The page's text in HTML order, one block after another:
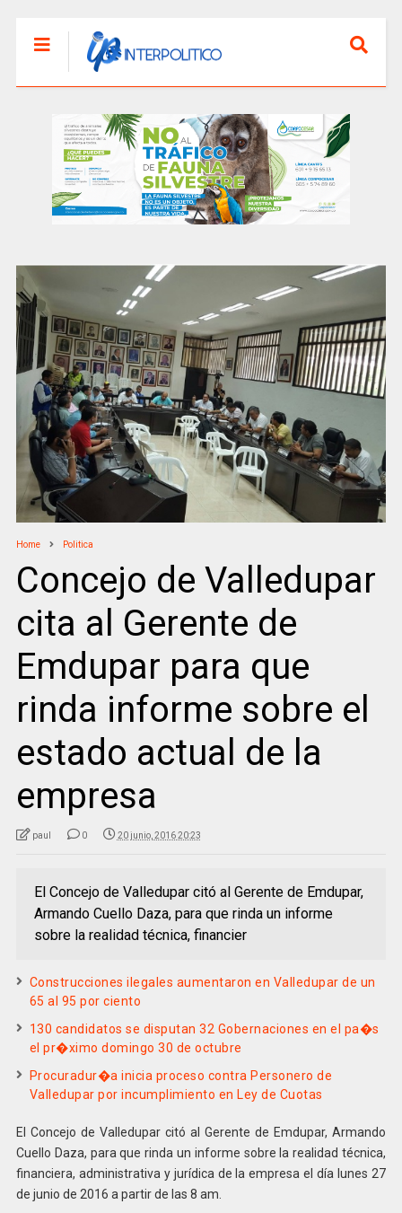
Home Politica
Concejo de Valledupar
cita al Gerente de
Emdupar para que
rinda informe sobre el
estado actual de la
empresa
paul 0 20 junio, 2016 20:23
El Concejo de Valledupar citó al Gerente de Emdupar,
Armando Cuello Daza, para que rinda un informe
sobre la realidad técnica, financier
Construcciones ilegales aumentaron en Valledupar de un
65 al 95 por ciento
130 candidatos se disputan 32 Gobernaciones en el pa�s
el pr�ximo domingo 30 de octubre
Procuradur�a inicia proceso contra Personero de
Valledupar por incumplimiento en Ley de Cuotas
El Concejo de Valledupar citó al Gerente de Emdupar, Armando
Cuello Daza, para que rinda un informe sobre la realidad técnica,
financiera, administrativa y jurídica de la empresa el día lunes 27
de junio de 2016 a partir de las 8 am.